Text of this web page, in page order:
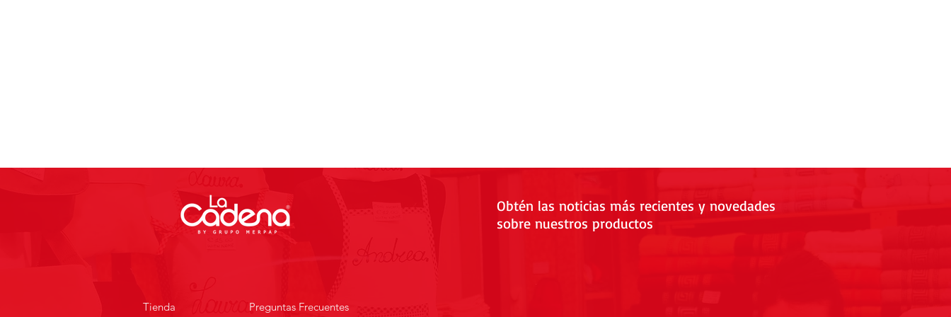
Tienda Preguntas Frecuentes
Obtén las noticias más recientes y novedades
sobre nuestros productos